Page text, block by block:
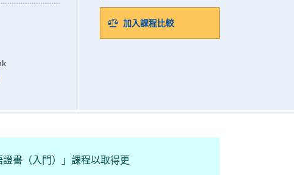
加入課程比較
書（入門）」課程以取得更